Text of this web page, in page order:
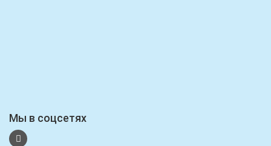
Мы в соцсетях